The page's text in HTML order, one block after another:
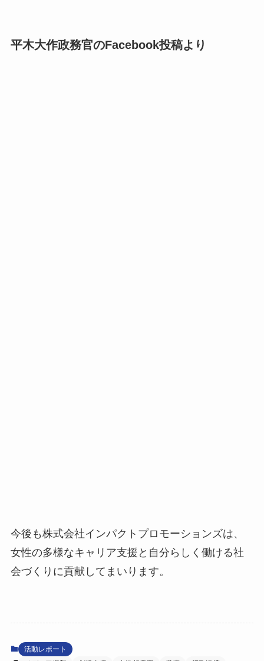
平木大作政務官のFacebook投稿より
今後も株式会社インパクトプロモーションズは、
女性の多様なキャリア支援と自分らしく働ける社
会づくりに貢献してまいります。
活動レポート